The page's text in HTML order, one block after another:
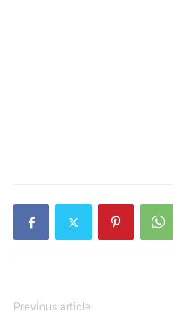
Previous article